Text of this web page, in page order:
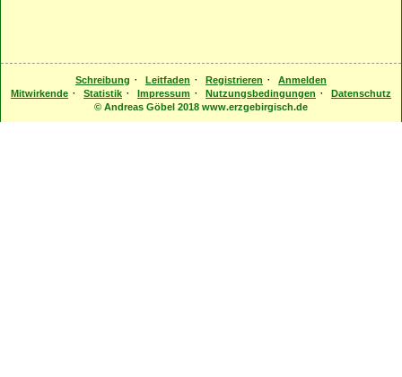
Schreibung · Leitfaden · Registrieren ·
Anmelden
Mitwirkende · Statistik · Impressum · Nutzungsbedingungen ·
Datenschutz
© Andreas Göbel 2018 www.erzgebirgisch.de